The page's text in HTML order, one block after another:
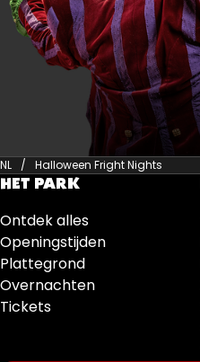
NL
Halloween Fright Nights
HET PARK
Ontdek alles
Openingstijden
Plattegrond
Overnachten
Tickets